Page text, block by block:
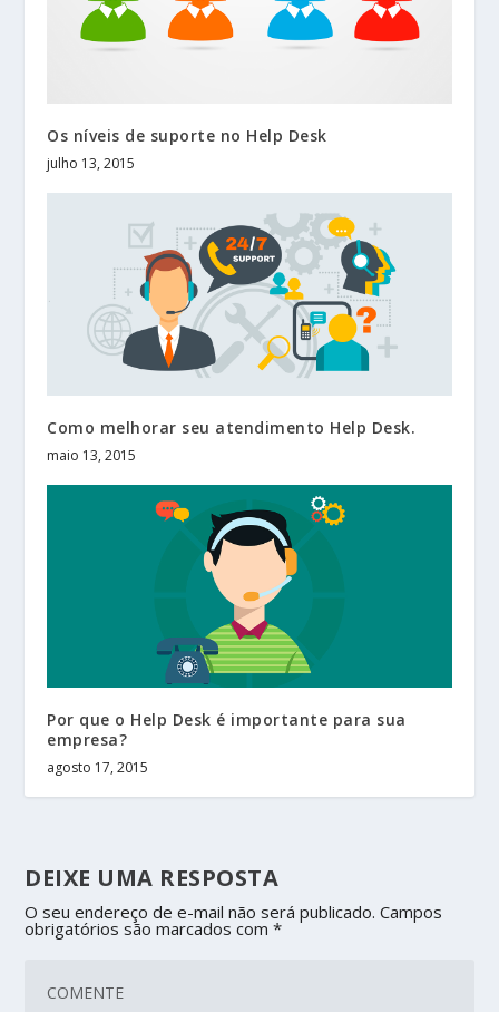
Os níveis de suporte no Help Desk
julho 13, 2015
Como melhorar seu atendimento Help Desk.
maio 13, 2015
Por que o Help Desk é importante para sua
empresa?
agosto 17, 2015
DEIXE UMA RESPOSTA
O seu endereço de e-mail não será publicado. Campos
obrigatórios são marcados com*